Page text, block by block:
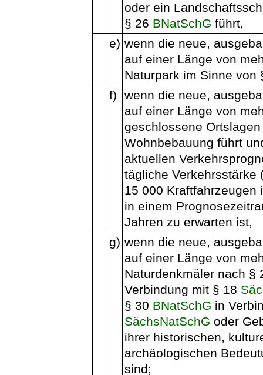
oder ein
§ 26 BNatSchG führt,
e) wenn die neue,
auf einer Länge von
Naturpark im Sinne von
f)
wenn die neue,
auf einer Länge von
geschlossene
Wohnbebauung führt
aktuellen
tägliche Verkehrsstärke
15 000 Kraftfahrzeugen
in einem
Jahren zu erwarten ist,
g) wenn die neue,
auf einer Länge von
Naturdenkmäler nach §
Verbindung mit § 18
§ 30 BNatSchG in
SächsNatSchG oder
ihrer historischen,
archäologischen
sind;